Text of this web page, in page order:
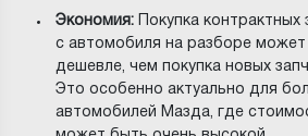
Экономия: Покупка
с автомобиля на разборе может
дешевле, чем покупка новых
Это особенно актуально для
автомобилей Мазда, где